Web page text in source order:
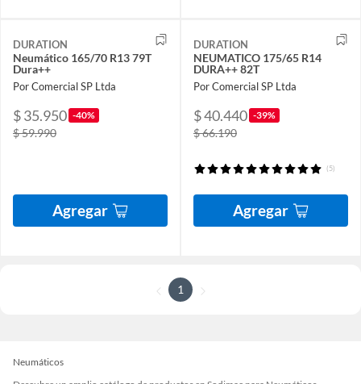
DURATION
Neumático 165/70 R13 79T
Dura++
Por Comercial SP Ltda
$ 35.950 -40%
$ 59.990
Agregar
DURATION
NEUMATICO 175/65 R14
DURA++ 82T
Por Comercial SP Ltda
$ 40.440 -39%
$ 66.190
(5)
Agregar
1
Neumáticos